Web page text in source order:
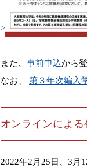
>
また、 事前申込から
なお、 第３年次編入
オンラインによる
2022年2月25日、3月